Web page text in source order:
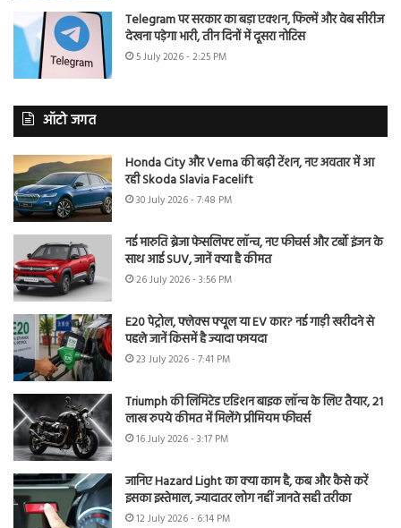
Telegram पर सरकार का बड़ा एक्शन, फिल्में और वेब सीरीज
देखना पड़ेगा भारी, तीन दिनों में दूसरा नोटिस
5 July 2026 - 2:25 PM
ऑटो जगत
Honda City और Verna की बढ़ी टेंशन, नए अवतार में आ
रही Skoda Slavia Facelift
30 July 2026 - 7:48 PM
नई मारुति ब्रेजा फेसलिफ्ट लॉन्च, नए फीचर्स और टर्बो इंजन के
साथ आई SUV, जानें क्या है कीमत
26 July 2026 - 3:56 PM
E20 पेट्रोल, फ्लेक्स फ्यूल या EV कार? नई गाड़ी खरीदने से
पहले जानें किसमें है ज्यादा फायदा
23 July 2026 - 7:41 PM
Triumph की लिमिटेड एडिशन बाइक लॉन्च के लिए तैयार, 21
लाख रुपये कीमत में मिलेंगे प्रीमियम फीचर्स
16 July 2026 - 3:17 PM
जानिए Hazard Light का क्या काम है, कब और कैसे करें
इसका इस्तेमाल, ज्यादातर लोग नहीं जानते सही तरीका
12 July 2026 - 6:14 PM